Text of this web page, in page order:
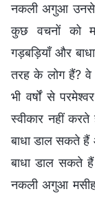
नकली अगुआ उनसे
कुछ वचनों को
गड़बड़ियाँ और
तरह के लोग हैं? वे
भी वर्षों से
स्वीकार नहीं
बाधा डाल सकते
बाधा डाल सकते
नकली अगुआ